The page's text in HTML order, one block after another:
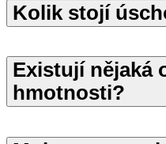
Kolik stojí
Existují nějaká
hmotnosti?